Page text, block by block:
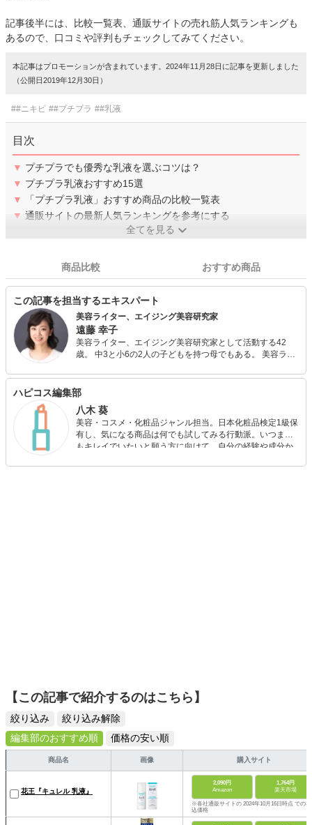
記事後半には、比較一覧表、通販サイトの売れ筋人気ランキングも
あるので、口コミや評判もチェックしてみてください。
本記事はプロモーションが含まれています。2024年11月28日に記事を更新しました
（公開日2019年12月30日）
##ニキビ ##プチプラ ##乳液
目次
▼ プチプラでも優秀な乳液を選ぶコツは？
▼ プチプラ乳液おすすめ15選
▼
「プチプラ乳液」おすすめ商品の比較一覧表
▼ 通販サイトの最新人気ランキングを参考にする
全てを見る
商品比較 おすすめ商品
この記事を担当するエキスパート
美容ライター、エイジング美容研究家
遠藤 幸子
美容ライター、エイジング美容研究家として活動する42
歳。 中3と小6の2人の子どもを持つ母でもある。 美容ライ
う傍ら、コスメブランドなどの広告も手掛ける。 エイジン
グ美容研究家として雑誌やラジオ、企業のインフォマーシ
女性に向けて美容全般に関わる情報を豊富な自己体験を元
に発信中。
ハピコス編集部
八木 葵
美容・コスメ・化粧品ジャンル担当。日本化粧品検定1級保
有し、気になる商品は何でも試してみる行動派。いつまで
もキレイでいたいと願う方に向けて、自分の経験や成分か
【この記事で紹介するのはこちら】
絞り込み
絞り込み解除
編集部のおすすめ順
価格の安い順
商品名 画像 購入サイト
花王『キュレル 乳液』
2,090円
Amazon
1,764円
楽天市場
※各社通販サイトの 2024年10月16日時点 での税
込価格